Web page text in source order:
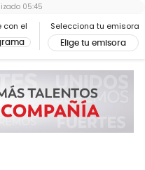
con el Selecciona tu emisora
Elige tu emisora
05:45